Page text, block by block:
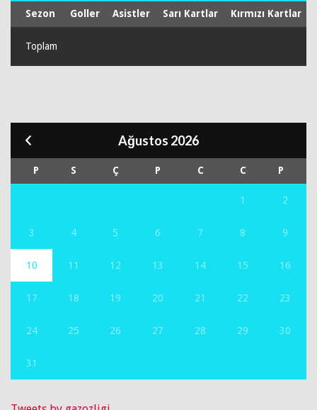
Sezon Goller Asistler Sarı Kartlar Kırmızı Kartlar
Toplam
Ağustos 2026
P S Ç P C C P
1 2
3 4 5 6 7 8 9
10 11 12 13 14 15 16
17 18 19 20 21 22 23
24 25 26 27 28 29 30
31